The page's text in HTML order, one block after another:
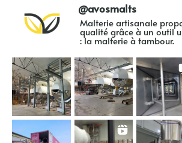
@avosmalts
Malterie artisanale
qualité grâce à un outil
: la malterie à tambour.